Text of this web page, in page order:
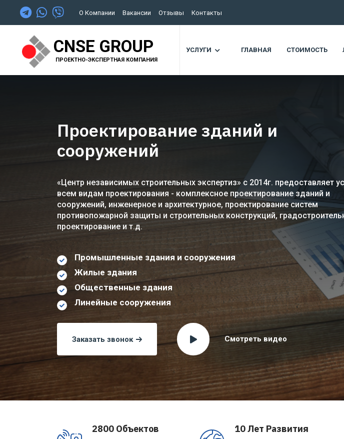
О Компании Вакансии Отзывы Контакты
CNSE GROUP
ПРОЕКТНО-ЭКСПЕРТНАЯ КОМПАНИЯ
УСЛУГИ ГЛАВНАЯ СТОИМОСТЬ
Проектирование зданий и
сооружений
«Центр независимых строительных экспертиз» с 2014г. предоставляет
всем видам проектирования - комплексное проектирование зданий и
сооружений, инженерное и архитектурное, проектирование систем
противопожарной защиты и строительных конструкций,
проектирование и т.д.
Промышленные здания и сооружения
Жилые здания
Общественные здания
Линейные сооружения
Заказать звонок Смотреть видео
2800 Объектов 10 Лет Развития